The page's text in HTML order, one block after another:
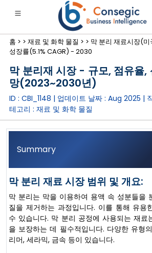
·금융·보험• 소비재 • 에너지 및
홈 > > 재료 및 화학 물질 > > 막 분리 재료시장(
성장률(5.1% CAGR) - 2030
막 분리재 시장 - 규모, 점유율,
망(2023~2030년)
ID : CBI_1148 | 업데이트 날짜 : Aug 2025 |
테고리 : 재료 및 화학 물질
Summary
막 분리 재료 시장 범위 및 개요:
막 분리는 막을 이용하여 용액 속 성분들을
질을 제거하는 과정입니다. 이를 통해 유용
수 있습니다. 막 분리 공정에 사용되는 재료
을 보장하는 데 필수적입니다. 다양한 유형
리머, 세라믹, 금속 등이 있습니다.